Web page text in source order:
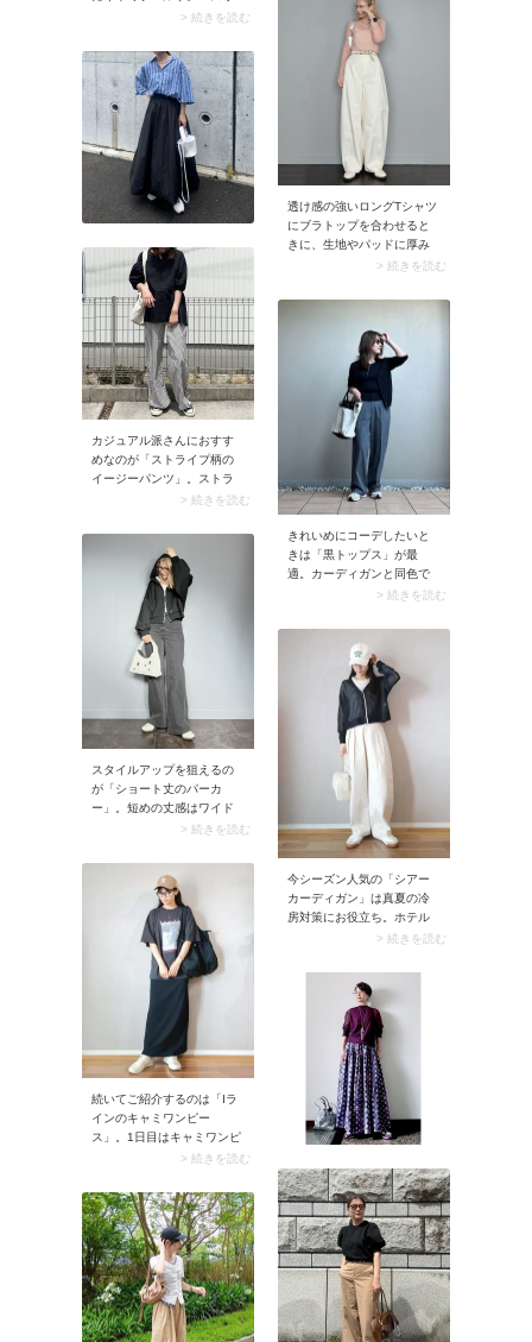
ブラウス×動きやすいパンツ
の組み合わせです。スナッ
プでは、フリルブラウスと
スウェットパンツを合わせ
ておしゃれと快適さを両
立。立体感のあるふんわり
ブラウスは写真映えも最高
です。キャップを添えてセ
ンスのいいミックススタイ
ルを作りつつ、しっかり紫
外線対策も意識してみてく
ださい。
ーブブラウスを重ねるだけ
上がりますよ。カジュアル
な服でトレンド感を出した
いときにはイチ押しの着こ
なし方です♪
> 続きを読む
透け感の強いロングTシャツ
にブラトップを合わせると
きに、生地やパッドに厚み
のあるタイプを選ぶと立体
ありますよね。おすすめは
ット感の高いブラトップ。
これならレイヤードがすっ
きりまとまりますよ。また
きれいめに着こなすとき
は、首元の開きが浅めのブ
ラトップを選ぶと下着感が
目立ちません。
> 続きを読む
カジュアル派さんにおすす
めなのが「ストライプ柄の
イージーパンツ」。ストラ
イプ柄は縦長ラインを強調
着こなしに。このときスト
ライプ柄は白×黒、白×紺な
ど、色対比が強い配色を選
ぶのがコツ。その方がメリ
ハリがあり細見えに効果的
です。スマートにラフなコ
ーデが楽しめますよ。
> 続きを読む
きれいめにコーデしたいと
きは「黒トップス」が最
適。カーディガンと同色で
合わせることでアンサンブ
せます。インナーは黒色な
らプルオーバーやニットな
どアイテム問わずOKです
が、シルエットはぴったり
めを選びましょう。カーデ
ィガンを羽織ったときに収
まりがよく、スッキリ着こ
> 続きを読む
スタイルアップを狙えるの
が「ショート丈のパーカ
ー」。短めの丈感はワイド
パンツやロングスカートと
がって見える効果あり。ま
たパーカーはルーズに見え
やすいものですが、女性ら
しく着こなせますよ。
> 続きを読む
今シーズン人気の「シアー
カーディガン」は真夏の冷
房対策にお役立ち。ホテル
やレストランにも似合い、
ッと着やすいですよ。コン
パクトに畳めるため、バッ
グの中でかさばらないのも
ポイント。
> 続きを読む
続いてご紹介するのは「Iラ
インのキャミワンピー
ス」。1日目はキャミワンピ
ースの下にTシャツを、2日
とタイトスカートのような
ルックスに。少ない荷物で
おしゃれに着回せます。
> 続きを読む